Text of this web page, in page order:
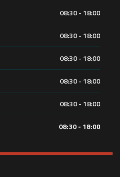
08:30 - 18:00
08:30 - 18:00
08:30 - 18:00
08:30 - 18:00
08:30 - 18:00
08:30 - 18:00